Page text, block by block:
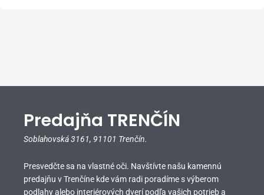
Predajňa TRENČÍN
Soblahovská 3161, 91101 Trenčín.
Presvedčte sa na vlastné oči. Navštívte našu kamennú
predajňu v Trenčíne kde vám radi poradíme s výberom
podlahy alebo interiérových dverí podľa vašich potrieb a